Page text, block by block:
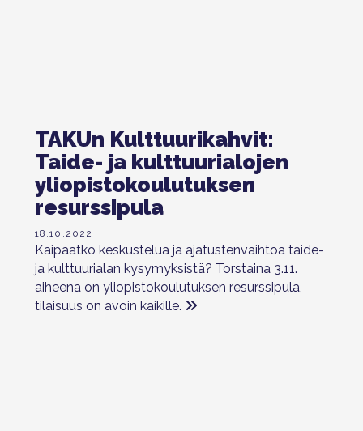
TAKUn Kulttuurikahvit:
Taide- ja kulttuurialojen
yliopistokoulutuksen
resurssipula
18.10.2022
Kaipaatko keskustelua ja ajatustenvaihtoa taide-
ja kulttuurialan kysymyksistä? Torstaina 3.11.
aiheena on yliopistokoulutuksen resurssipula,
tilaisuus on avoin kaikille.